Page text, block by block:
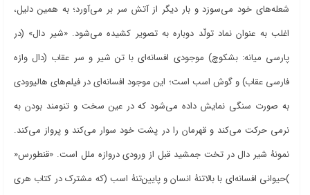
شعلههای خود میسوزد و بار دیگر از آتش سر بر میآورد؛ به همین دلیل،
اغلب به عنوان نماد تولّد دوباره به تصویر کشیده میشود. «شیر دال» (در
پارسی میانه: بشکوچ) موجودی افسانهای با تن شیر و سر عقاب (دال وازه
فارسی عقاب) و گوش اسب است؛ این موجود افسانهای در فیلمهای هالیوودی
به صورت سنگی نمایش داده میشود که در عین سخت و تنومند بودن به
نرمی حرکت میکند و قهرمان را در پشت خود سوار میکند و پرواز میکند.
نمونۀ شیر دال در تخت جمشید قبل از ورودی دروازه ملل است. «قنطورس»
(حیوانی افسانهای با بالاتنۀ انسان و پایینتنۀ اسب )که مشترک در کتاب هری